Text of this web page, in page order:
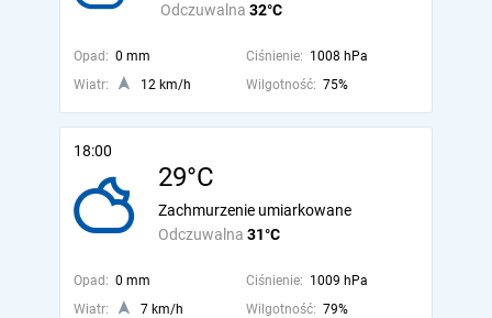
Odczuwalna 32°C
Opad: 0 mm Ciśnienie: 1008 hPa
Wiatr:
12 km/h Wilgotność: 75%
18:00
29°C
Odczuwalna 31°C
Zachmurzenie umiarkowane
Opad: 0 mm Ciśnienie: 1009 hPa
Wiatr:
7 km/h Wilgotność: 79%